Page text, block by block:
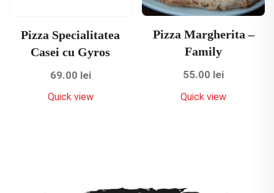
Pizza Specialitatea
Casei cu Gyros
69.00 lei
Quick view
Pizza Margherita –
Family
55.00 lei
Quick view